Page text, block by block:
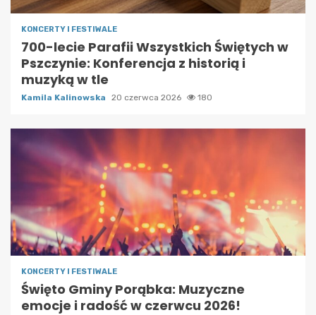
KONCERTY I FESTIWALE
700-lecie Parafii Wszystkich Świętych w
Pszczynie: Konferencja z historią i
muzyką w tle
Kamila Kalinowska 20 czerwca 2026 180
KONCERTY I FESTIWALE
Święto Gminy Porąbka: Muzyczne
emocje i radość w czerwcu 2026!